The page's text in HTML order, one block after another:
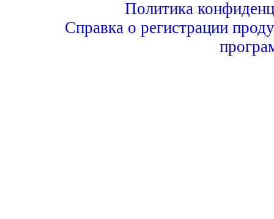
Политика
Справка о регистрации